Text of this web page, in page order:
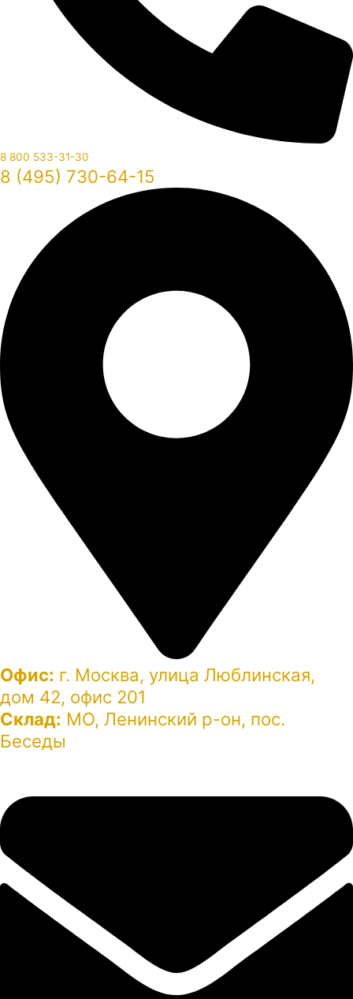
8 800 533-31-30
8 (495) 730-64-15
Офис: г. Москва, улица Люблинская,
дом 42, офис 201
Склад: МО, Ленинский р-он, пос.
Беседы